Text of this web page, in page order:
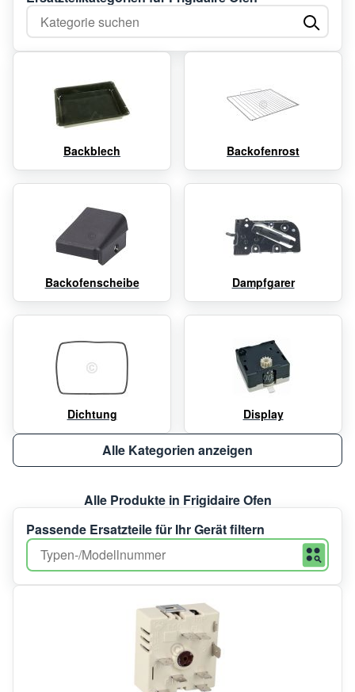
Kategorie suchen
Backblech Backofenrost
Backofenscheibe Dampfgarer
Dichtung Display
Alle Kategorien anzeigen
Alle Produkte in Frigidaire Ofen
Passende Ersatzteile für Ihr Gerät filtern